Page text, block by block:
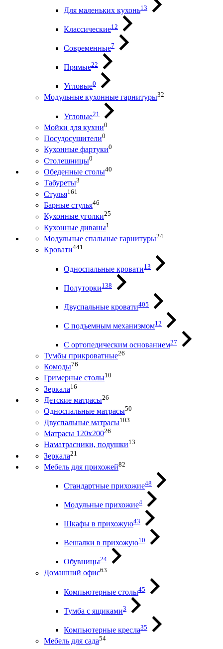
Для маленьких кухонь13
Классические12
Современные7
Прямые22
Угловые0
Модульные кухонные гарнитуры32
Угловые21
Мойки для кухни0
Посудосушители0
Кухонные фартуки0
Столешницы0
Обеденные столы40
Табуреты3
Стулья161
Барные стулья46
Кухонные уголки25
Кухонные диваны1
Модульные спальные гарнитуры24
Кровати441
Односпальные кровати13
Полуторки138
Двуспальные кровати405
С подъемным механизмом12
С ортопедическим основанием27
Тумбы прикроватные26
Комоды76
Гримерные столы10
Зеркала16
Детские матрасы26
Односпальные матрасы50
Двуспальные матрасы103
Матрасы 120х20026
Наматрасники, подушки13
Зеркала21
Мебель для прихожей82
Стандартные прихожие48
Модульные прихожие4
Шкафы в прихожую43
Вешалки в прихожую10
Обувницы24
Домашний офис63
Компьютерные столы45
Тумба с ящиками3
Компьютерные кресла35
Мебель для сада54